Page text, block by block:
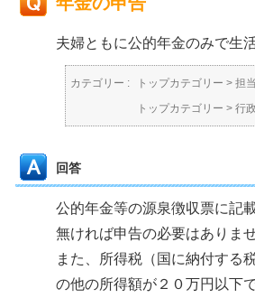
夫婦ともに公的年金のみで生
カテゴリー : トップカテゴリー > 担
トップカテゴリー > 行
回答
公的年金等の源泉徴収票に記
無ければ申告の必要はありませ
また、所得税（国に納付する
の他の所得額が２０万円以下